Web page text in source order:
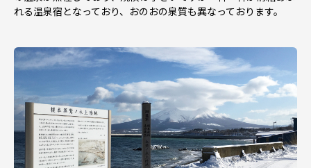
れる温泉宿となっており、おのおの泉質も異なっております。